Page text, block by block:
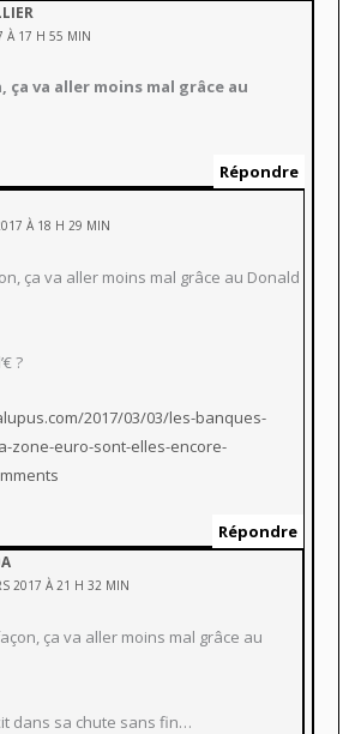
À 17 H 55 MIN
va aller moins mal grâce au
Répondre
À 18 H 29 MIN
ça va aller moins mal grâce au Donald
?
2017/03/03/les-banques-
zone-euro-sont-elles-encore-
Répondre
2017 À 21 H 32 MIN
ça va aller moins mal grâce au
dans sa chute sans fin…